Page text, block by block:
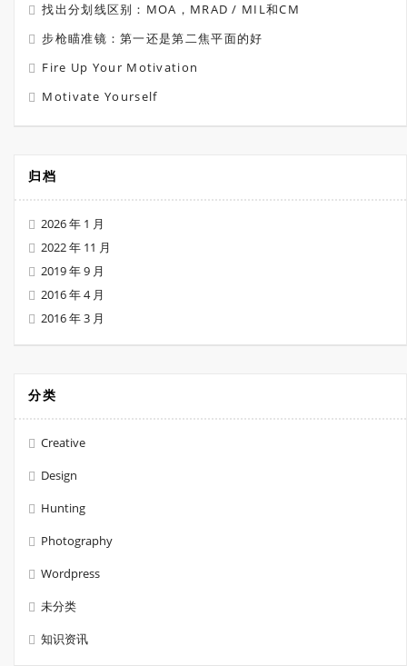
找出分划线区别：MOA，MRAD / MIL和CM
步枪瞄准镜：第一还是第二焦平面的好
Fire Up Your Motivation
Motivate Yourself
归档
2026 年 1 月
2022 年 11 月
2019 年 9 月
2016 年 4 月
2016 年 3 月
分类
Creative
Design
Hunting
Photography
Wordpress
未分类
知识资讯